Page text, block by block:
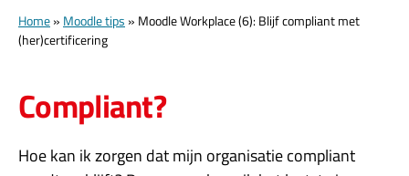
Home» Moodle tips » Moodle Workplace (6): Blijf compliant met
(her)certificering
Compliant?
Hoe kan ik zorgen dat mijn organisatie compliant